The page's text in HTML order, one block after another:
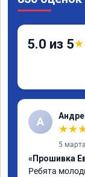
5.0 из 5★
А
★★
5
«Прошивка
Ребята